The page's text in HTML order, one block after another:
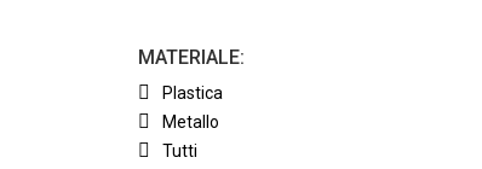
MATERIALE:
Plastica
Metallo
Tutti